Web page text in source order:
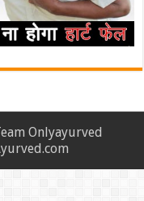
Onlyayurved